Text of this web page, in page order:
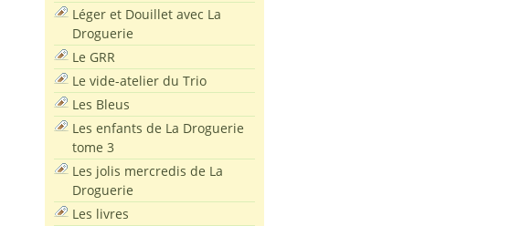
Léger et Douillet avec La
Droguerie
Le GRR
Le vide-atelier du Trio
Les Bleus
Les enfants de La Droguerie
tome 3
Les jolis mercredis de La
Droguerie
Les livres